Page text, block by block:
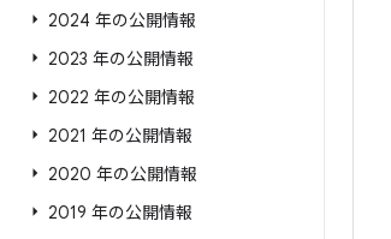
2024 年の公開情報
2023 年の公開情報
2022 年の公開情報
2021 年の公開情報
2020 年の公開情報
2019 年の公開情報